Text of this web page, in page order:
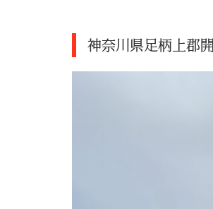
神奈川県足柄上